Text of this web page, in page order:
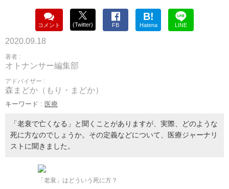
コメント (Twitter) FB
B!
Hatena LINE
2020.09.18
著者 :
オトナンサー編集部
アドバイザー :
森まどか（もり・まどか）
キーワード : 医療
「老衰で亡くなる」と聞くことがありますが、実際、どのような
死に方なのでしょうか。その定義などについて、医療ジャーナリ
ストに聞きました。
「老衰」はどういう死に方？